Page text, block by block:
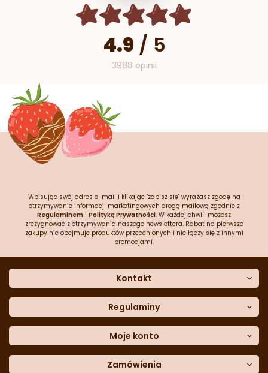
4.9 / 5
3988 opinii
Wpisując swój adres e-mail i klikając "zapisz się" wyrażasz zgodę na
otrzymywanie informacji marketingowych drogą mailową zgodnie z
Regulaminem i Polityką Prywatności. W każdej chwili możesz
zrezygnować z otrzymywania naszego newslettera. Rabat na pierwsze
zakupy nie obejmuje produktów przecenionych i nie łączy się z innymi
promocjami.
Kontakt
Dane kontaktowe
Często zadawane pytania
Sklep stacjonarny
Formularz kontaktowy
Blog
Regulaminy
Polityka prywatności
Polityka cookies
Polityka reklamacji
Moje konto
Moje dane
Zamówienia